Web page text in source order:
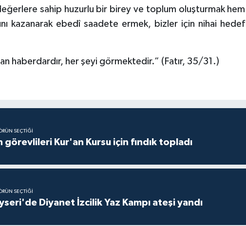
sahip huzurlu bir birey ve toplum oluşturmak hem
kazanarak ebedî saadete ermek, bizler için nihai hedef
haberdardır, her şeyi görmektedir.” (Fatır, 35/31.)
SEÇTIĞI
görevlileri Kur'an Kursu için fındık topladı
SEÇTIĞI
Diyanet İzcilik Yaz Kampı ateşi yandı